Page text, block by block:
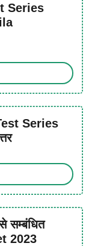
Series
Series
सम्बंधित
2023